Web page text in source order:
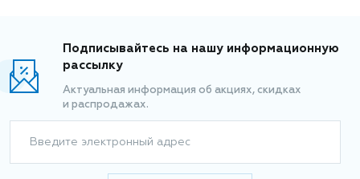
Подписывайтесь на нашу информационную
рассылку
Актуальная информация об акциях, скидках
и распродажах.
Введите электронный адрес